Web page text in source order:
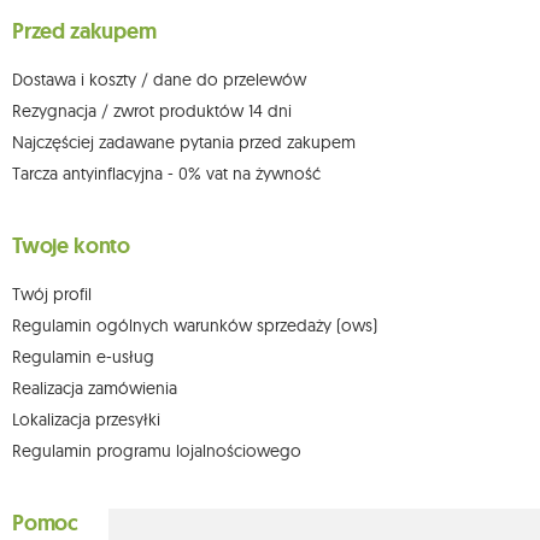
którego dokonano na podstawie zgody przed jej cofnięciem. W tym celu
możesz kontaktować się z działem obsługi klienta Mouton Interactive pod
Więcej informacji: www.mouton.pl/ODO
Przed zakupem
Dostawa i koszty / dane do przelewów
Rezygnacja / zwrot produktów 14 dni
Najczęściej zadawane pytania przed zakupem
Tarcza antyinflacyjna - 0% vat na żywność
Twoje konto
Twój profil
Regulamin ogólnych warunków sprzedaży (ows)
Regulamin e-usług
Realizacja zamówienia
Lokalizacja przesyłki
Regulamin programu lojalnościowego
Pomoc